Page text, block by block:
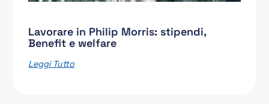
Lavorare in Philip Morris: stipendi,
Benefit e welfare
Leggi Tutto